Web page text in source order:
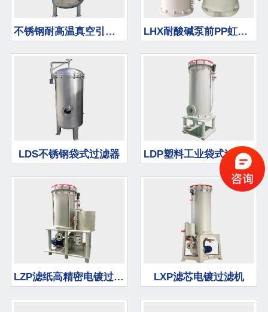
不锈钢耐高温真空引水罐 LHX耐酸碱泵前PP虹吸桶
LDS不锈钢袋式过滤器 LDP塑料工业袋式过滤器
LZP滤纸高精密电镀过滤机 LXP滤芯电镀过滤机